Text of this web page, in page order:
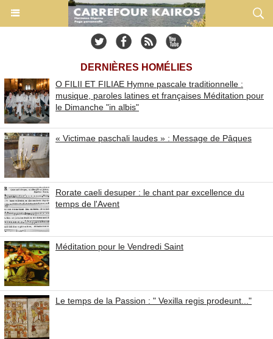
DERNIÈRES HOMÉLIES
O FILII ET FILIAE Hymne pascale traditionnelle :
musique, paroles latines et françaises Méditation pour
le Dimanche "in albis"
« Victimae paschali laudes » : Message de Pâques
Rorate caeli desuper : le chant par excellence du
temps de l'Avent
Méditation pour le Vendredi Saint
Le temps de la Passion : " Vexilla regis prodeunt..."